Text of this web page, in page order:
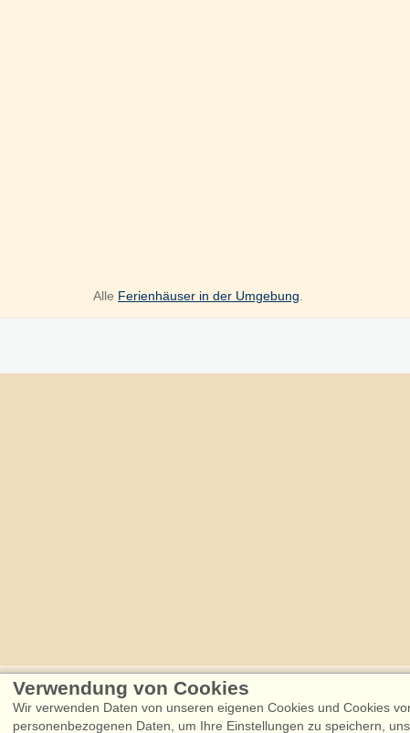
Alle Ferienhäuser in der Umgebung
Følg os på: Facebook Instagram
Verwendung von Cookies
Wir verwenden Daten von unseren eigenen Cookies und Cookies
personenbezogenen Daten, um Ihre Einstellungen zu speichern,